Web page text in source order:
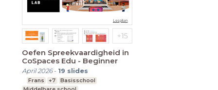
Oefen Spreekvaardigheid in
CoSpaces Edu - Beginner
April 2026- 19 slides
Frans +7
Basisschool